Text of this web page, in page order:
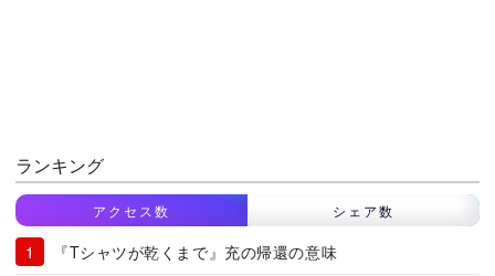
ランキング
アクセス数 シェア数
『Tシャツが乾くまで』充の帰還の意味